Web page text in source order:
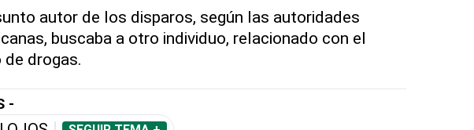
autor de los disparos, según las autoridades
buscaba a otro individuo, relacionado con el
drogas.
-